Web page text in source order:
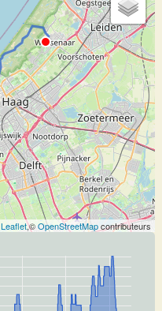
Leaflet,©OpenStreetMapcontributeurs